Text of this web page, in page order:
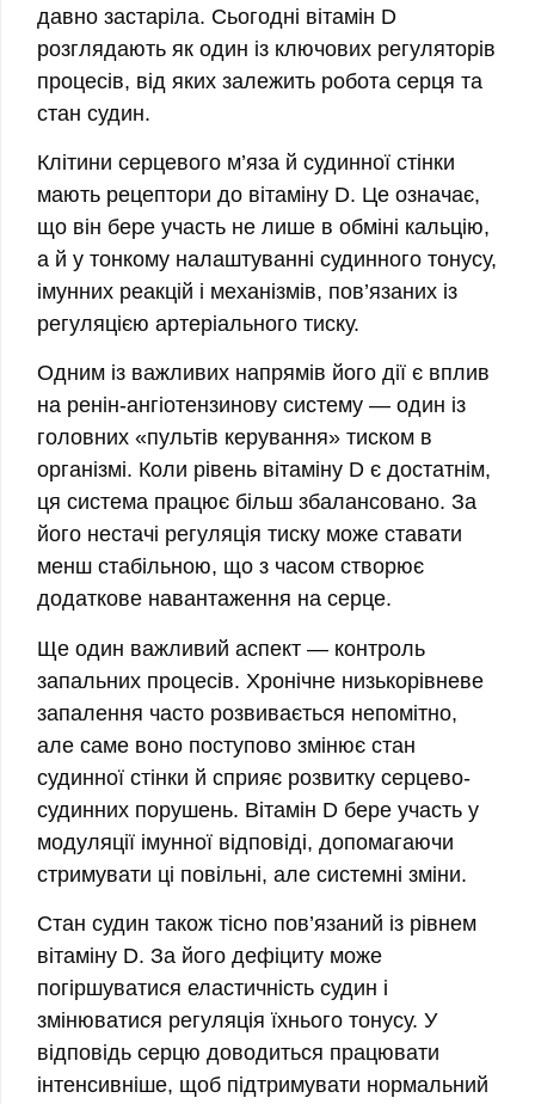
давно застаріла. Сьогодні вітамін D
розглядають як один із ключових регуляторів
процесів, від яких залежить робота серця та
стан судин.
Клітини серцевого м’яза й судинної стінки
мають рецептори до вітаміну D. Це означає,
що він бере участь не лише в обміні кальцію,
а й у тонкому налаштуванні судинного тонусу,
імунних реакцій і механізмів, пов’язаних із
регуляцією артеріального тиску.
Одним із важливих напрямів його дії є вплив
на ренін-ангіотензинову систему — один із
головних «пультів керування» тиском в
організмі. Коли рівень вітаміну D є достатнім,
ця система працює більш збалансовано. За
його нестачі регуляція тиску може ставати
менш стабільною, що з часом створює
додаткове навантаження на серце.
Ще один важливий аспект — контроль
запальних процесів. Хронічне низькорівневе
запалення часто розвивається непомітно,
але саме воно поступово змінює стан
судинної стінки й сприяє розвитку серцево-
судинних порушень. Вітамін D бере участь у
модуляції імунної відповіді, допомагаючи
стримувати ці повільні, але системні зміни.
Стан судин також тісно пов’язаний із рівнем
вітаміну D. За його дефіциту може
погіршуватися еластичність судин і
змінюватися регуляція їхнього тонусу. У
відповідь серцю доводиться працювати
інтенсивніше, щоб підтримувати нормальний